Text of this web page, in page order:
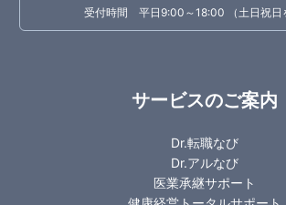
受付時間 平日9:00～18:00 （土日祝日
サービスのご案内
Dr.転職なび
Dr.アルなび
医業承継サポート